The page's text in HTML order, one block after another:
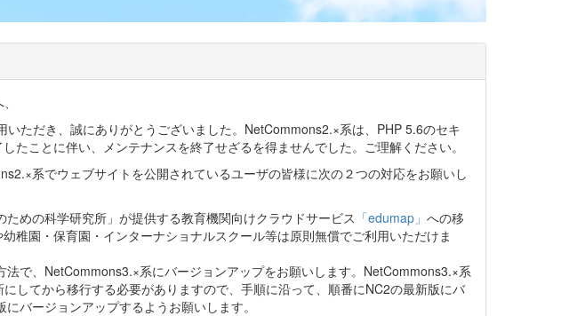
ただき、誠にありがとうございました。NetCommons2.×系は、PHP 5.6のセキ
たことに伴い、メンテナンスを終了せざるを得ませんでした。ご理解ください。
系でウェブサイトを公開されているユーザの皆様に次の２つの対応をお願いし
めの科学研究所」が提供する教育機関向けクラウドサービス 「edumap」 への移
稚園・保育園・インターナショナルスクール等は原則無償でご利用いただけま
法で、NetCommons3.×系にバージョンアップをお願いします。NetCommons3.×系
してから移行する必要がありますので、手順に沿って、順番にNC2の最新版にバ
バージョンアップするようお願いします。